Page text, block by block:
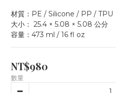
材質：PE / Silicone / PP / TPU
大小： 25.4 × 5.08 × 5.08 公分
容量：473 ml / 16 fl oz
NT$980
數量